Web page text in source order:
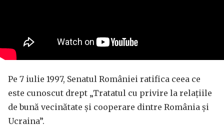
Pe 7 iulie 1997, Senatul României ratifica ceea ce
este cunoscut drept „Tratatul cu privire la relațiile
de bună vecinătate și cooperare dintre România și
Ucraina”.